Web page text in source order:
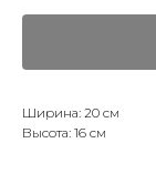
Ширина: 20 см
Высота: 16 см